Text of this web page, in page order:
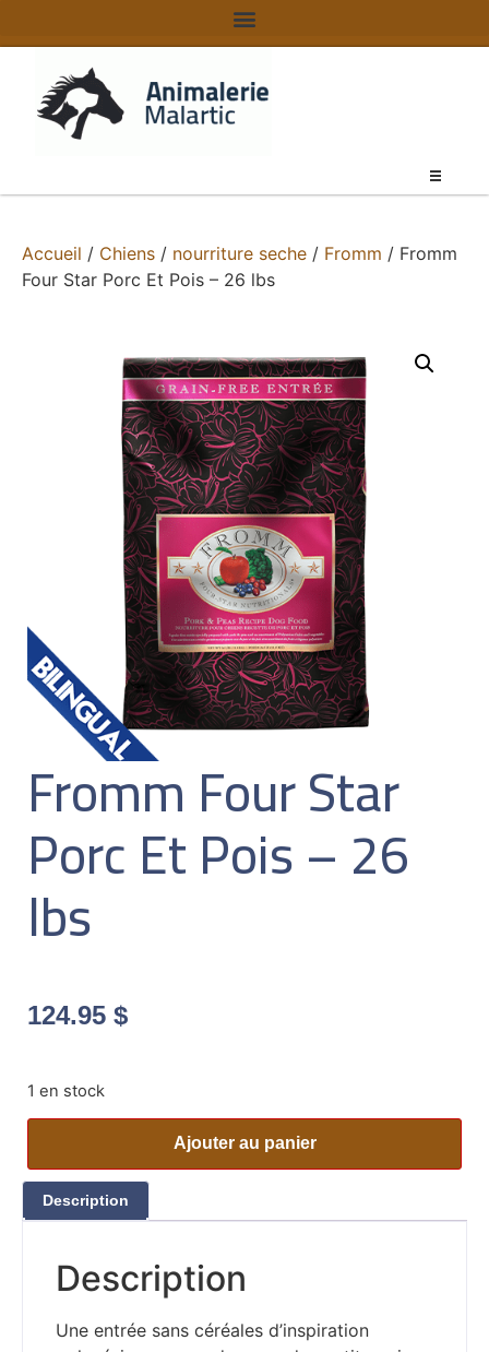
Accueil / Chiens / nourriture seche / Fromm / Fromm
Four Star Porc Et Pois – 26 lbs
Fromm Four Star
Porc Et Pois – 26
lbs
124.95 $
1 en stock
Ajouter au panier
Description
Description
Une entrée sans céréales d’inspiration